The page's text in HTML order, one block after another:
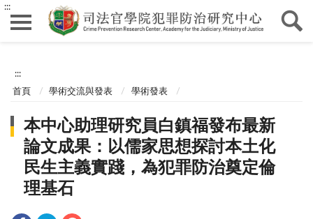
:::
:::
首頁 學術交流與發表 學術發表
本中心助理研究員白鎮福發布最新
論文成果：以儒家思想探討本土化
民生主義實踐，為犯罪防治奠定倫
理基石